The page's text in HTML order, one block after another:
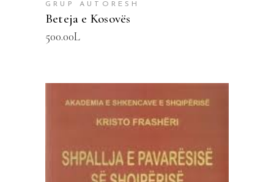
GRUP AUTORESH
Beteja e Kosovës
500.00L